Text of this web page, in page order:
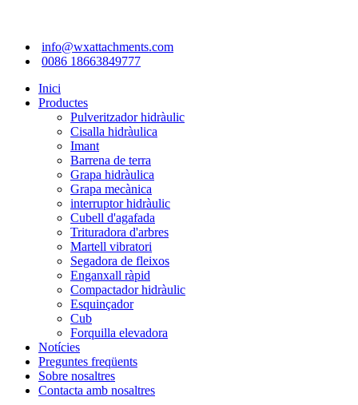
info@wxattachments.com
0086 18663849777
Inici
Productes
Pulveritzador hidràulic
Cisalla hidràulica
Imant
Barrena de terra
Grapa hidràulica
Grapa mecànica
interruptor hidràulic
Cubell d'agafada
Trituradora d'arbres
Martell vibratori
Segadora de fleixos
Enganxall ràpid
Compactador hidràulic
Esquinçador
Cub
Forquilla elevadora
Notícies
Preguntes freqüents
Sobre nosaltres
Contacta amb nosaltres